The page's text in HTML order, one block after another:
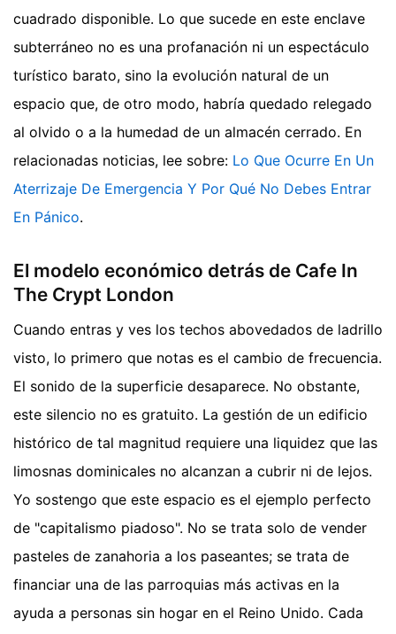
cuadrado disponible. Lo que sucede en este enclave
subterráneo no es una profanación ni un espectáculo
turístico barato, sino la evolución natural de un
espacio que, de otro modo, habría quedado relegado
al olvido o a la humedad de un almacén cerrado. En
relacionadas noticias, lee sobre: Lo Que Ocurre En Un
Aterrizaje De Emergencia Y Por Qué No Debes Entrar
En Pánico.
El modelo económico detrás de Cafe In
The Crypt London
Cuando entras y ves los techos abovedados de ladrillo
visto, lo primero que notas es el cambio de frecuencia.
El sonido de la superficie desaparece. No obstante,
este silencio no es gratuito. La gestión de un edificio
histórico de tal magnitud requiere una liquidez que las
limosnas dominicales no alcanzan a cubrir ni de lejos.
Yo sostengo que este espacio es el ejemplo perfecto
de "capitalismo piadoso". No se trata solo de vender
pasteles de zanahoria a los paseantes; se trata de
financiar una de las parroquias más activas en la
ayuda a personas sin hogar en el Reino Unido. Cada